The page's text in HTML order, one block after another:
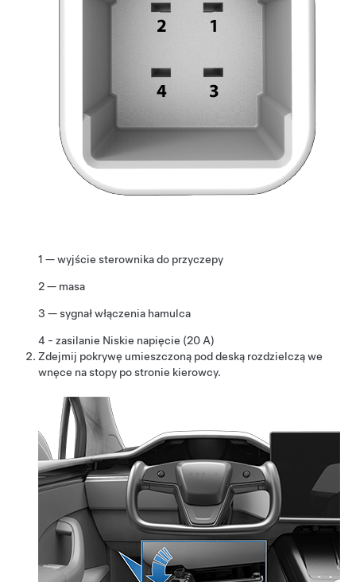
1 — wyjście sterownika do przyczepy
2 — masa
3 — sygnał włączenia hamulca
4 - zasilanie Niskie napięcie (20 A)
Zdejmij pokrywę umieszczoną pod deską rozdzielczą we
wnęce na stopy po stronie kierowcy.